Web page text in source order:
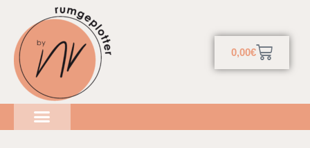
0,00€